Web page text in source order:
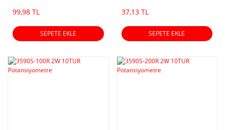
99,98 TL
SEPETE EKLE
37,13 TL
SEPETE EKLE